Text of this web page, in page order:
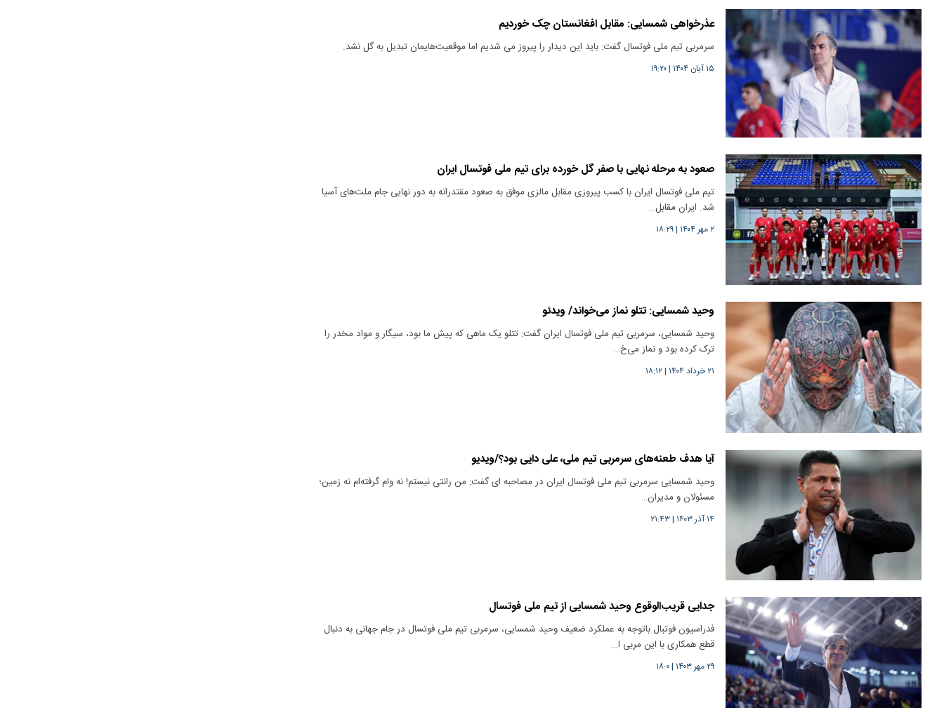
عذرخواهی شمسایی: مقابل افغانستان چک خوردیم
سرمربی تیم ملی فوتسال گفت: باید این دیدار را پیروز می شدیم اما موقعیت‌هایمان تبدیل به گل نشد.
۱۵ آبان ۱۴۰۴ |۱۹:۲۰
صعود به مرحله نهایی با صفر گل خورده برای تیم ملی فوتسال ایران
تیم ملی فوتسال ایران با کسب پیروزی مقابل مالزی موفق به صعود مقتدرانه به دور نهایی جام ملت‌های آسیا
شد. ایران مقابل…
۲ مهر ۱۴۰۴ |۱۸:۲۹
وحید شمسایی: تتلو نماز می‌خواند/ ویدئو
وحید شمسایی، سرمربی تیم ملی فوتسال ایران گفت: تتلو یک ماهی که پیش ما بود، سیگار و مواد مخدر را
ترک کرده بود و نماز می‌خ…
۲۱ خرداد ۱۴۰۴ |۱۸:۱۲
آیا هدف طعنه‌های سرمربی تیم ملی، علی دایی بود؟/ویدیو
وحید شمسایی سرمربی تیم ملی فوتسال ایران در مصاحبه ای گفت: من رانتی نیستم! نه وام گرفته‌ام نه زمین؛
مسئولان و مدیران…
۱۴ آذر ۱۴۰۳ |۲۱:۴۳
جدایی قریب‌الوقوع وحید شمسایی از تیم ملی فوتسال
فدراسیون فوتبال باتوجه به عملکرد ضعیف وحید شمسایی، سرمربی تیم ملی فوتسال در جام جهانی به دنبال
قطع همکاری با این مربی ا…
۲۹ مهر ۱۴۰۳ |۱۸:۰